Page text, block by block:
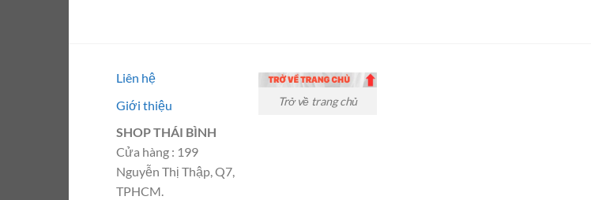
Liên hệ
Giới thiệu
SHOP THÁI BÌNH
Cửa hàng : 199
Nguyễn Thị Thập, Q7,
TPHCM.
Trở về trang chủ